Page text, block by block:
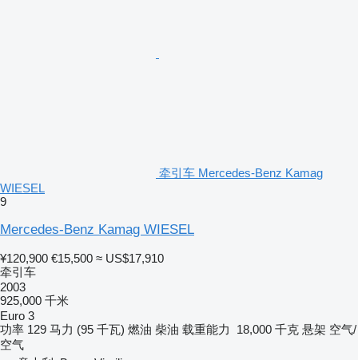
牵引车 Mercedes-Benz Kamag
WIESEL
9
Mercedes-Benz Kamag WIESEL
¥120,900 €15,500 ≈ US$17,910
牵引车
2003
925,000 千米
Euro 3
功率 129 马力 (95 千瓦) 燃油 柴油 载重能力 18,000 千克 悬架 空气/
空气